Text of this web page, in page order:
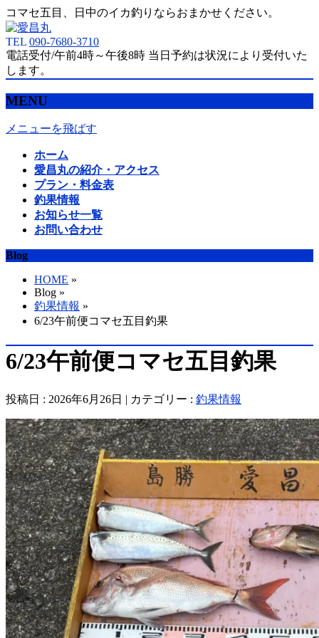
コマセ五目、日中のイカ釣りならおまかせください。
TEL 090-7680-3710
電話受付/午前4時～午後8時 当日予約は状況により受付いた
します。
MENU
メニューを飛ばす
ホーム
愛昌丸の紹介・アクセス
プラン・料金表
釣果情報
お知らせ一覧
お問い合わせ
Blog
HOME »
Blog »
釣果情報 »
6/23午前便コマセ五目釣果
6/23午前便コマセ五目釣果
投稿日 : 2026年6月26日 | カテゴリー : 釣果情報